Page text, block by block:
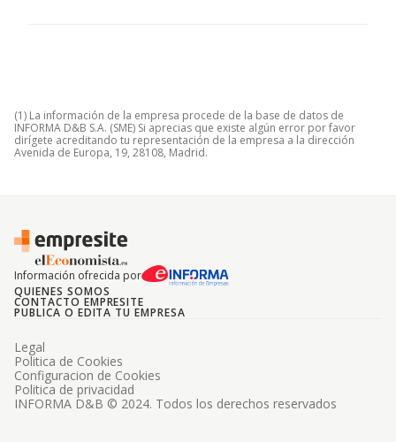
(1) La información de la empresa procede de la base de datos de
INFORMA D&B S.A. (SME) Si aprecias que existe algún error por favor
dirígete acreditando tu representación de la empresa a la dirección
Avenida de Europa, 19, 28108, Madrid.
Información ofrecida por
QUIENES SOMOS
CONTACTO EMPRESITE
PUBLICA O EDITA TU EMPRESA
INFORMA D&B © 2024. Todos los derechos reservados
Legal
Politica de Cookies
Configuracion de Cookies
Politica de privacidad